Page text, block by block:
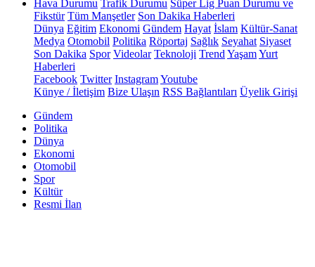
Hava Durumu Trafik Durumu Süper Lig Puan Durumu ve
Fikstür Tüm Manşetler Son Dakika Haberleri
Dünya Eğitim Ekonomi Gündem Hayat İslam Kültür-Sanat
Medya Otomobil Politika Röportaj Sağlık Seyahat Siyaset
Son Dakika Spor Videolar Teknoloji Trend YaşamYurt
Haberleri
Facebook Twitter InstagramYoutube
Künye / İletişim Bize Ulaşın RSS Bağlantıları Üyelik Girişi
Gündem
Politika
Dünya
Ekonomi
Otomobil
Spor
Kültür
Resmi İlan